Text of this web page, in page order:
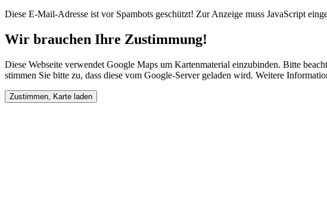
Diese E-Mail-Adresse ist vor Spambots geschützt! Zur Anzeige muss JavaScript
Wir brauchen Ihre Zustimmung!
Diese Webseite verwendet Google Maps um Kartenmaterial einzubinden. Bitte
stimmen Sie bitte zu, dass diese vom Google-Server geladen wird. Weitere